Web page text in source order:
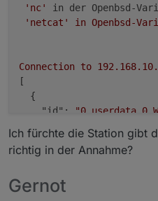
'nc'
in der Openbsd-
'netcat'
in Openbsd-
Connection to 192.168.10
[
  {
"id":
  },
  {
"val":
Ich fürchte die Station gibt
richtig in der Annahme?
Gernot